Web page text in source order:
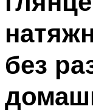
без